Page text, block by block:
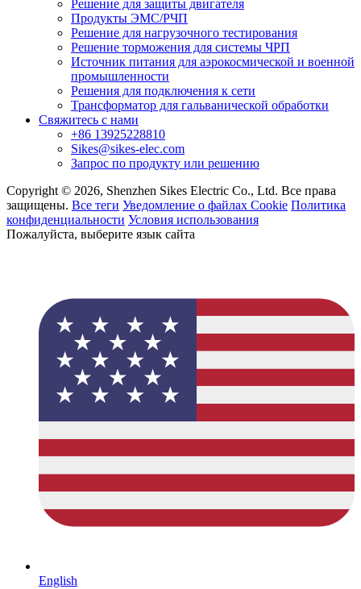
Решение для защиты двигателя
Продукты ЭМС/РЧП
Решение для нагрузочного тестирования
Решение торможения для системы ЧРП
Источник питания для аэрокосмической и военной
промышленности
Решения для подключения к сети
Трансформатор для гальванической обработки
Свяжитесь с нами
+86 13925228810
Sikes@sikes-elec.com
Запрос по продукту или решению
Copyright © 2026, Shenzhen Sikes Electric Co., Ltd. Все права
защищены. Все теги Уведомление о файлах Cookie Политика
конфиденциальности Условия использования
Пожалуйста, выберите язык сайта
English